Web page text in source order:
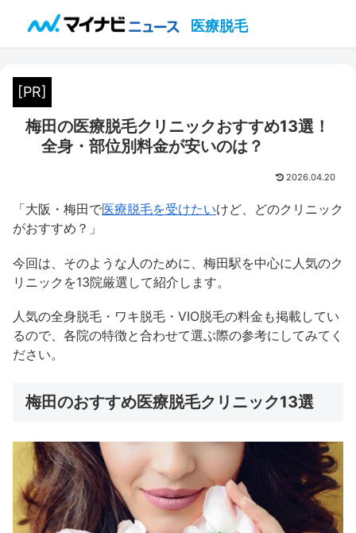
医療脱毛
[PR]
梅田の医療脱毛クリニックおすすめ13選！
全身・部位別料金が安いのは？
2026.04.20
「大阪・梅田で医療脱毛を受けたいけど、どのクリニック
がおすすめ？」
今回は、そのような人のために、梅田駅を中心に人気のク
リニックを13院厳選して紹介します。
人気の全身脱毛・ワキ脱毛・VIO脱毛の料金も掲載してい
るので、各院の特徴と合わせて選ぶ際の参考にしてみてく
ださい。
梅田のおすすめ医療脱毛クリニック13選